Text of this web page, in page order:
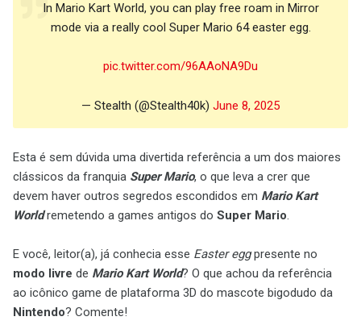
In Mario Kart World, you can play free roam in Mirror
mode via a really cool Super Mario 64 easter egg.
pic.twitter.com/96AAoNA9Du
— Stealth (@Stealth40k) June 8, 2025
Esta é sem dúvida uma divertida referência a um dos maiores
clássicos da franquia Super Mario, o que leva a crer que
devem haver outros segredos escondidos em Mario Kart
Worldremetendo a games antigos do Super Mario.
E você, leitor(a), já conhecia esse Easter eggpresente no
modo livre de Mario Kart World? O que achou da referência
ao icônico game de plataforma 3D do mascote bigodudo da
Nintendo? Comente!